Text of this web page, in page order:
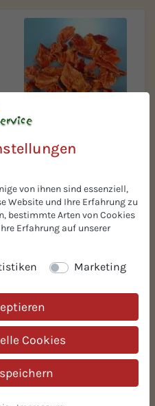
von ihnen sind essenziell,
Website und Ihre Erfahrung zu
bestimmte Arten von Cookies
Erfahrung auf unserer
Marketing
Cookies